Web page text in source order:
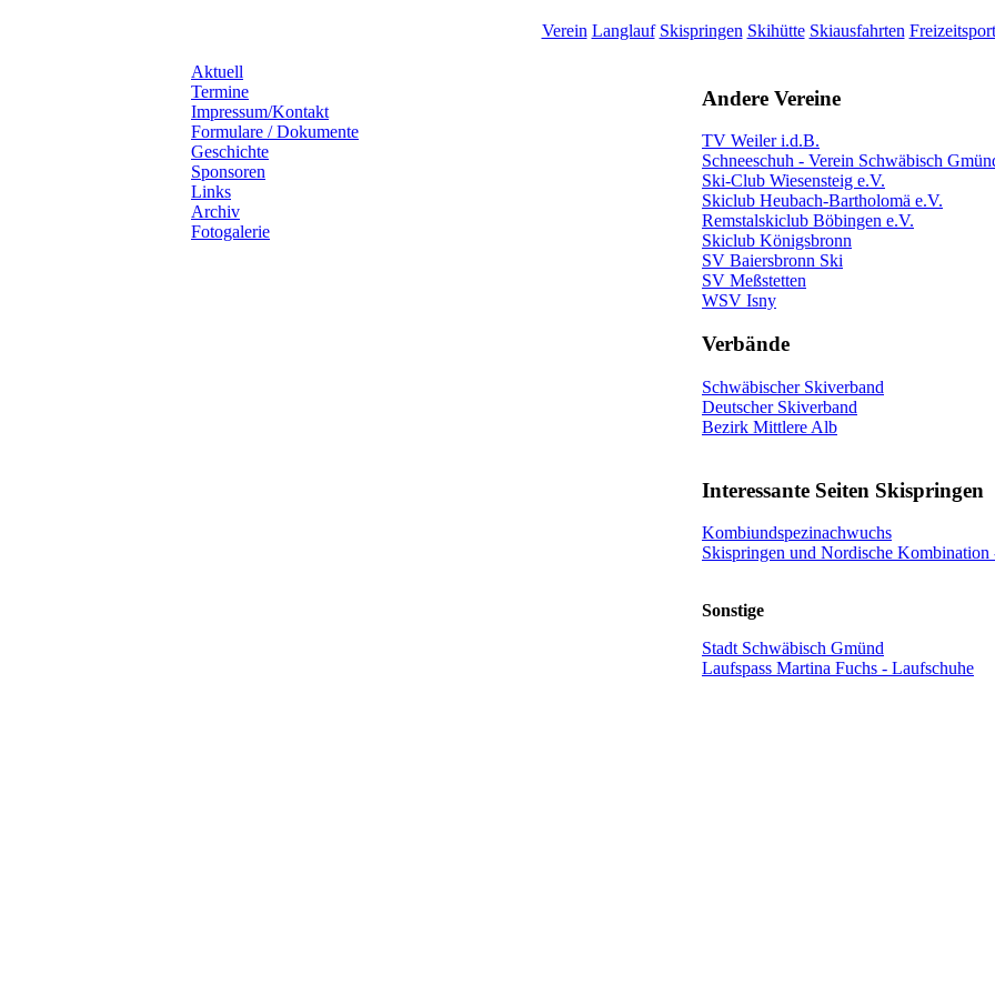
Verein Langlauf Skispringen Skihütte Skiausfahrten Freizeitsport
Aktuell
Termine
Impressum/Kontakt
Formulare / Dokumente
Geschichte
Sponsoren
Links
Archiv
Fotogalerie
Andere Vereine
TV Weiler i.d.B.
Schneeschuh - Verein Schwäbisch
Ski-Club Wiesensteig e.V.
Skiclub Heubach-Bartholomä e.V.
Remstalskiclub Böbingen e.V.
Skiclub Königsbronn
SV Baiersbronn Ski
SV Meßstetten
WSV Isny
Verbände
Schwäbischer Skiverband
Deutscher Skiverband
Bezirk Mittlere Alb
Interessante Seiten Skispringen
Kombiundspezinachwuchs
Skispringen und Nordische
Sonstige
Stadt Schwäbisch Gmünd
Laufspass Martina Fuchs - Laufschuhe